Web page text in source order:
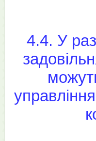
4.4. У